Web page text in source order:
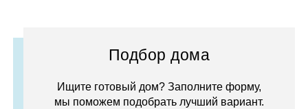
Подбор дома
Ищите готовый дом? Заполните форму,
мы поможем подобрать лучший вариант.